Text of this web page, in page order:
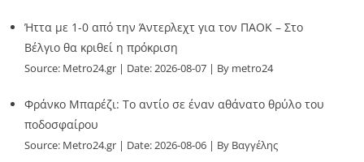
Ήττα με 1-0 από την Άντερλεχτ για τον ΠΑΟΚ – Στο
Βέλγιο θα κριθεί η πρόκριση
Source: Metro24.gr Date: 2026-08-07 By metro24
Φράνκο Μπαρέζι: Το αντίο σε έναν αθάνατο θρύλο του
ποδοσφαίρου
Source: Metro24.gr Date: 2026-08-06
By Βαγγέλης